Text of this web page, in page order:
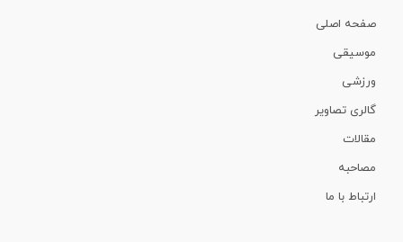
صفحه اصلی
موسیقی
ورزشی
گالری تصاویر
مقالات
مصاحبه
ارتباط با ما